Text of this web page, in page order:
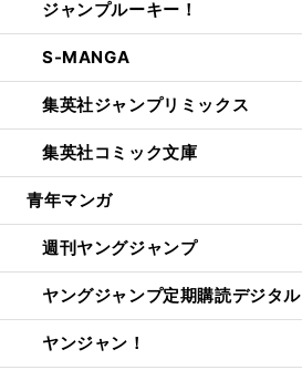
ジャンプルーキー！
S-MANGA
集英社ジャンプリミックス
集英社コミック文庫
青年マンガ
週刊ヤングジャンプ
ヤングジャンプ定期購読デジタル
ヤンジャン！